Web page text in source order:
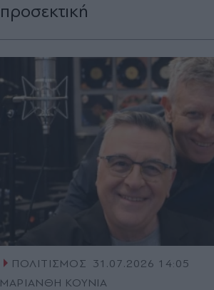
προσεκτική
ΠΟΛΙΤΙΣΜΟΣ
31.07.2026 14:05
ΜΑΡΙΑΝΘΗ ΚΟΥΝΙΑ